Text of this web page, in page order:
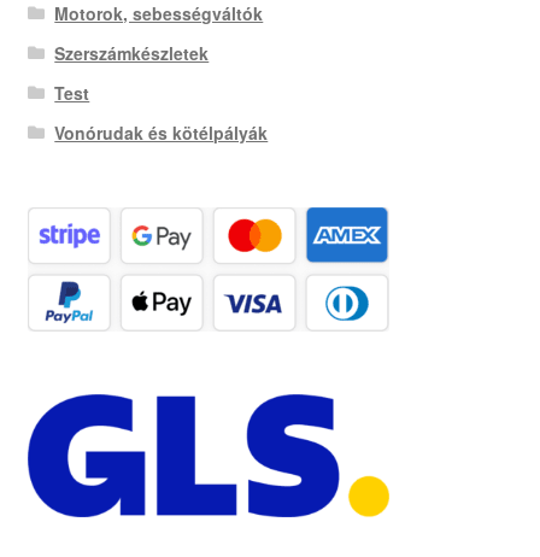
Motorok, sebességváltók
Szerszámkészletek
Test
Vonórudak és kötélpályák